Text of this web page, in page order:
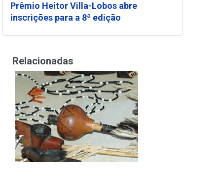
Prêmio Heitor Villa-Lobos abre
inscrições para a 8ª edição
Relacionadas